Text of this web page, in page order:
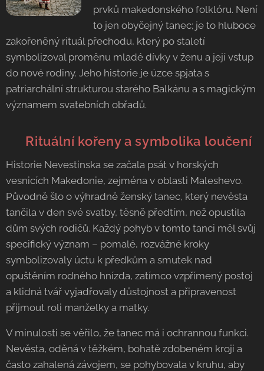
prvků makedonského folklóru. Není
to jen obyčejný tanec; je to hluboce
zakořeněný rituál přechodu, který po staletí
symbolizoval proměnu mladé dívky v ženu a její vstup
do nové rodiny. Jeho historie je úzce spjata s
patriarchální strukturou starého Balkánu a s magickým
významem svatebních obřadů.
👰 Rituální kořeny a symbolika loučení
Historie Nevestinska se začala psát v horských
vesnicích Makedonie, zejména v oblasti Maleshevo.
Původně šlo o výhradně ženský tanec, který nevěsta
tančila v den své svatby, těsně předtím, než opustila
dům svých rodičů. Každý pohyb v tomto tanci měl svůj
specifický význam – pomalé, rozvážné kroky
symbolizovaly úctu k předkům a smutek nad
opuštěním rodného hnízda, zatímco vzpřímený postoj
a klidná tvář vyjadřovaly důstojnost a připravenost
přijmout roli manželky a matky.
V minulosti se věřilo, že tanec má i ochrannou funkci.
Nevěsta, oděná v těžkém, bohatě zdobeném kroji a
často zahalená závojem, se pohybovala v kruhu, aby